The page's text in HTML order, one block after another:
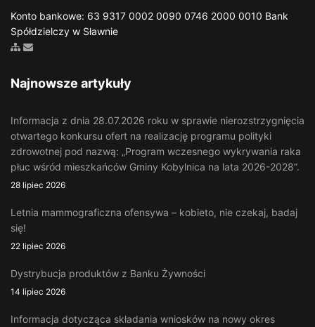
Konto bankowe: 63 9317 0002 0090 0746 2000 0010 Bank
Spółdzielczy w Sławnie
Zobacz mapę strony
Wyślij email
Najnowsze artykuły
Informacja z dnia 28.07.2026 roku w sprawie nierozstrzygnięcia
otwartego konkursu ofert na realizację programu polityki
zdrowotnej pod nazwą: „Program wczesnego wykrywania raka
płuc wśród mieszkańców Gminy Kobylnica na lata 2026-2028”.
28 lipiec 2026
Letnia mammograficzna ofensywa – kobieto, nie czekaj, badaj
się!
22 lipiec 2026
Dystrybucja produktów z Banku Żywności
14 lipiec 2026
Informacja dotycząca składania wniosków na nowy okres